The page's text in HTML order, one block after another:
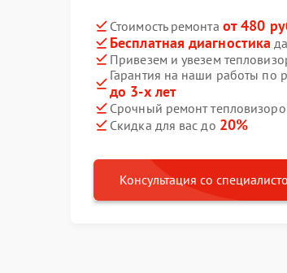
Стоимость ремонта от 480
Бесплатная диагностика
Привезем и увезем
Гарантия на наши работы по
до 3-х лет
Срочный ремонт
Скидка для вас до 20%
Консультация со